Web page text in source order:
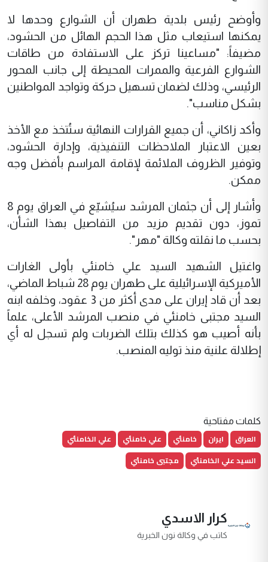
وأوضح رئيس بلدية طهران أن الشوارع وحدها لا
يمكنها استيعاب مثل هذا الحجم الهائل من الحشود،
مضيفاً: "مساعينا تركز على الاستفادة من طاقات
الشوارع الفرعية والممرات المحيطة إلى جانب المحور
الرئيسي، وذلك لضمان تسهيل حركة وتواجد المواطنين
بشكل مناسب".
وأكد زاكاني، أن جميع القرارات النهائية ستُتخذ مع الأخذ
بعين الاعتبار الملاحظات التنفيذية، وإدارة الحشود،
وتوفير الظروف الملائمة لإقامة المراسم بأفضل وجه
ممكن.
وأشار إلى أن جثمان المرشد سيُشيّع في العراق يوم 8
تموز، دون تقديم مزيد من التفاصيل بهذا الشأن،
بحسب ما نقلته وكالة "مهر".
واغتيل الشهيد السيد علي خامنئي بأولى الغارات
الأميركية الإسرائيلية على طهران يوم 28 شباط الماضي،
بعد أن قاد إيران على مدى أكثر من 3 عقود، وخلفه ابنه
السيد مجتبى خامنئي في منصب المرشد الأعلى، علماً
بأنه أصيب هو كذلك بتلك الضربات ولم تسجل له أي
إطلالة علنية منذ توليه المنصب.
كلمات مفتاحية
العراق ايران خامنئي علي خامنئي
علي الخامنئي
السيد علي الخامنئي
مجتبى خامنئي
كرار الاسدي
كاتب في وكالة نون الخبرية